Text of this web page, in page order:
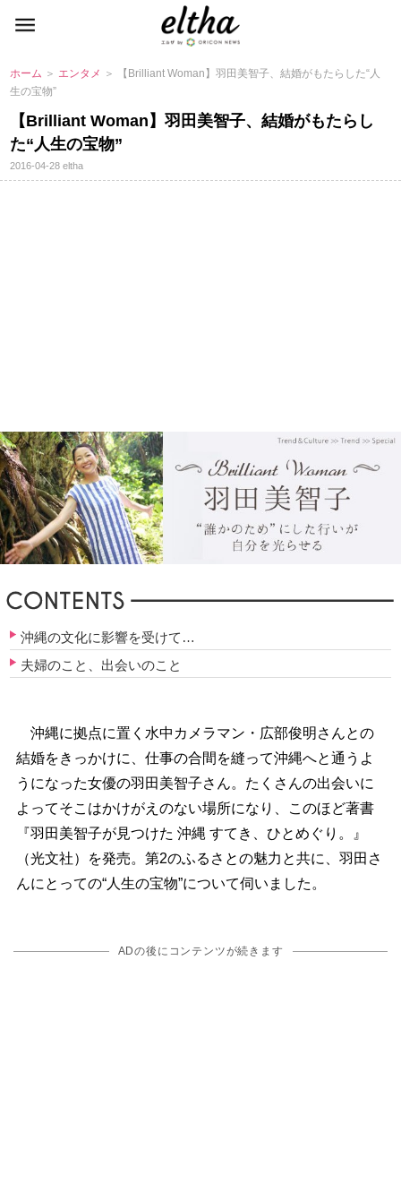
ホーム ＞ エンタメ ＞ 【Brilliant Woman】羽田美智子、結婚がもたらした“人
生の宝物”
【Brilliant Woman】羽田美智子、結婚がもたらし
た“人生の宝物”
2016-04-28eltha
沖縄の文化に影響を受けて…
夫婦のこと、出会いのこと
沖縄に拠点に置く水中カメラマン・広部俊明さんとの
結婚をきっかけに、仕事の合間を縫って沖縄へと通うよ
うになった女優の羽田美智子さん。たくさんの出会いに
よってそこはかけがえのない場所になり、このほど著書
『羽田美智子が見つけた 沖縄 すてき、ひとめぐり。』
（光文社）を発売。第2のふるさとの魅力と共に、羽田さ
んにとっての“人生の宝物”について伺いました。
ADの後にコンテンツが続きます